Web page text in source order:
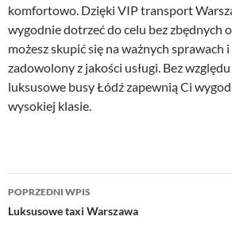
komfortowo. Dzięki VIP transport
wygodnie dotrzeć do celu bez zbędnych
możesz skupić się na ważnych sprawach
zadowolony z jakości usługi. Bez
luksusowe busy Łódź zapewnią Ci
wysokiej klasie.
Nawigacja
wpisu
POPRZEDNI WPIS
Luksusowe taxi Warszawa